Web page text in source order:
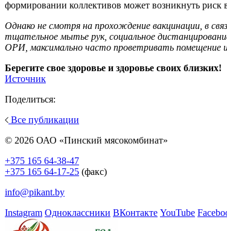
формировании коллективов может возникнуть риск
Однако не смотря на прохождение вакцинации, в
тщательное мытье рук, социальное
ОРИ, максимально часто проветривать помещение
Берегите свое здоровье и здоровье своих близких!
Источник
Поделиться:
Все публикации
© 2026 ОАО «Пинский мясокомбинат»
+375 165 64-38-47
+375 165 64-17-25 (факс)
info@pikant.by
Instagram Одноклассники ВКонтакте YouTube